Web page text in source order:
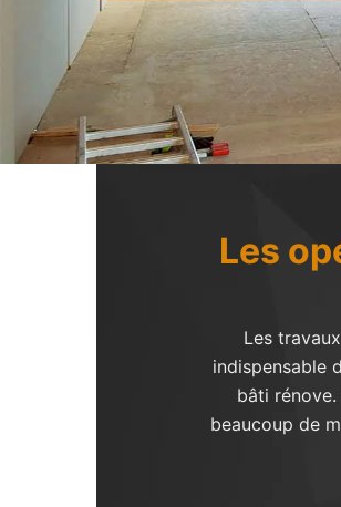
Les
Les
indispensable
bâti
beaucoup de